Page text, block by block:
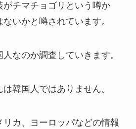
がチマチョゴリという噂か
いかと噂されています。
なのか調査していきます。
韓国人ではありません。
リカ、ヨーロッパなどの情報